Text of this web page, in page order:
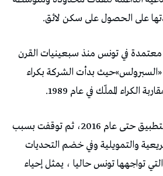
على الحصول على سكن لائق.
معتمدة في تونس منذ سبعينيات القرن
بدأت الشركة بكراء
الكراء المملّك في عام 1989.
استمرت هذه الآلية في التطبيق حتى عام 2016، ثم توقفت بسبب
والتمويلية وفي خضم التحديات
تواجهها تونس حاليا ، يمثل إحياء